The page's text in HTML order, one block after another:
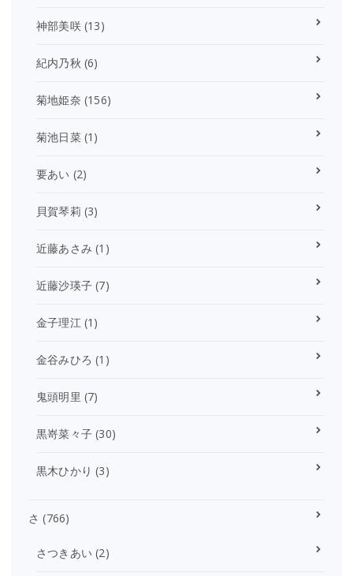
神部美咲(13)
紀内乃秋 (6)
菊地姫奈 (156)
菊池日菜(1)
要あい (2)
貝賀琴莉 (3)
近藤あさみ (1)
近藤沙瑛子 (7)
金子理江(1)
金谷みひろ (1)
鬼頭明里 (7)
黒嵜菜々子 (30)
黒木ひかり (3)
さ (766)
さつきあい (2)